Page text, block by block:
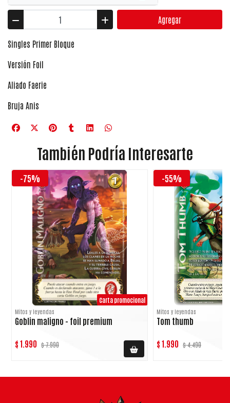
Agregar
Singles Primer Bloque
Versión Foil
Aliado Faerie
Bruja Anis
También Podría Interesarte
-75%
Carta promocional
Mitos y leyendas
Goblin maligno - foil premium
$ 1.990 $ 7.990
-55%
Mitos y leyendas
Tom thumb
$ 1.990 $ 4.490